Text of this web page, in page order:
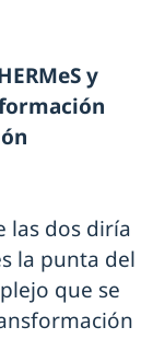
y
las dos diría
la punta del
que se